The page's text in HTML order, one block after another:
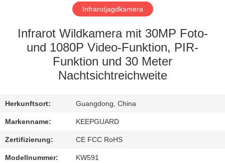
WERKSBESICHTIGUNG
QUALITÄTSKONTROLLE
KONTAKT
MIT
UNS
Infrarotjagdkamera
Infrarot Wildkamera mit 30MP Foto-
und 1080P Video-Funktion, PIR-
Funktion und 30 Meter
Nachtsichtreichweite
Herkunftsort: Guangdong, China
Markenname: KEEPGUARD
Zertifizierung: CE FCC RoHS
Modellnummer: KW591